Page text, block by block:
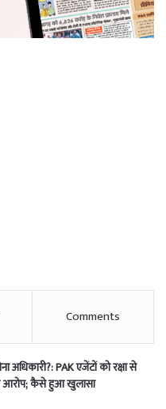
Comments
अधिकारी?: PAK एजेंटों को रक्षा से
आरोप; कैसे हुआ खुलासा